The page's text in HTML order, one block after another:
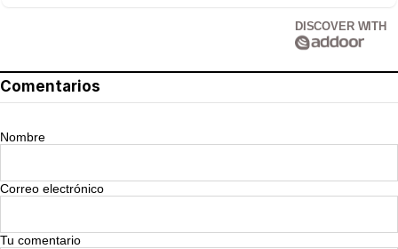
DISCOVER WITH
Comentarios
Nombre
Correo electrónico
Tu comentario